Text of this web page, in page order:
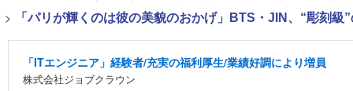
> 「パリが輝くのは彼の美貌のおかげ」BTS・JIN、“彫刻級
「ITエンジニア」経験者/充実の福利厚生/業績好調により増員
株式会社ジョブクラウン